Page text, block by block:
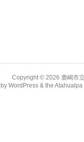
Copyright © 2026 鹿嶋市
WordPress& the Atahualpa